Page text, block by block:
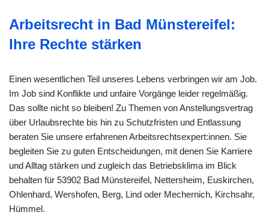
Arbeitsrecht in Bad Münstereifel:
Ihre Rechte stärken
Einen wesentlichen Teil unseres Lebens verbringen wir am Job.
Im Job sind Konflikte und unfaire Vorgänge leider regelmäßig.
Das sollte nicht so bleiben! Zu Themen von Anstellungsvertrag
über Urlaubsrechte bis hin zu Schutzfristen und Entlassung
beraten Sie unsere erfahrenen Arbeitsrechtsexpert:innen. Sie
begleiten Sie zu guten Entscheidungen, mit denen Sie Karriere
und Alltag stärken und zugleich das Betriebsklima im Blick
behalten für 53902 Bad Münstereifel, Nettersheim, Euskirchen,
Ohlenhard, Wershofen, Berg, Lind oder Mechernich, Kirchsahr,
Hümmel.